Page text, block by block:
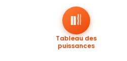
Tableau des
puissances